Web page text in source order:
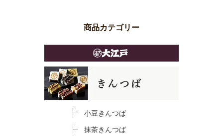
商品カテゴリー
小豆きんつば
抹茶きんつば